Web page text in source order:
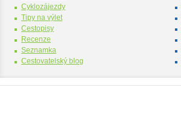
Cyklozájezdy
Tipy na výlet
Cestopisy
Recenze
Seznamka
Cestovatelský blog